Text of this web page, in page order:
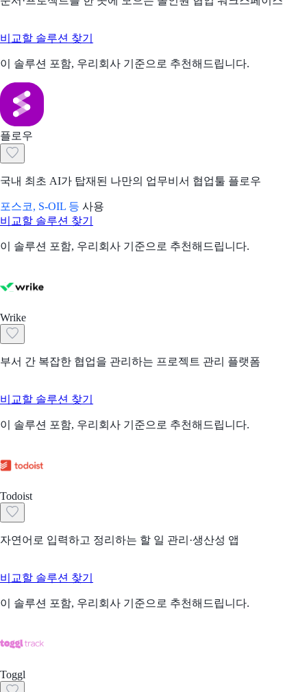
비교할 솔루션 찾기
이 솔루션 포함, 우리회사 기준으로 추천해드립니다.
플로우
국내 최초 AI가 탑재된 나만의 업무비서 협업툴 플로우
포스코, S-OIL 등 사용
비교할 솔루션 찾기
이 솔루션 포함, 우리회사 기준으로 추천해드립니다.
Wrike
부서 간 복잡한 협업을 관리하는 프로젝트 관리 플랫폼
비교할 솔루션 찾기
이 솔루션 포함, 우리회사 기준으로 추천해드립니다.
Todoist
자연어로 입력하고 정리하는 할 일 관리·생산성 앱
비교할 솔루션 찾기
이 솔루션 포함, 우리회사 기준으로 추천해드립니다.
Toggl